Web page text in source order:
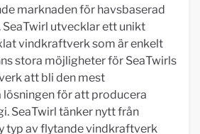
marknaden för havsbaserad
utvecklar ett unikt
vindkraftverk som är enkelt
stora möjligheter för SeaTwirls
att bli den mest
för att producera
SeaTwirl tänker nytt från
typ av flytande vindkraftverk